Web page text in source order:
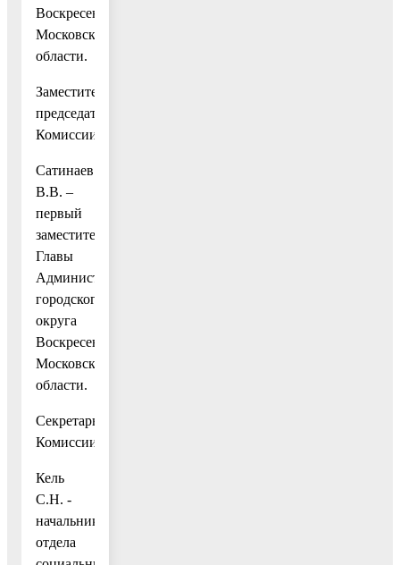
Воскресенск
Московской
области.
Заместитель
председателя
Комиссии:
Сатинаев
В.В. –
первый
заместитель
Главы
Администрации
городского
округа
Воскресенск
Московской
области.
Секретарь
Комиссии:
Кель
С.Н. -
начальник
отдела